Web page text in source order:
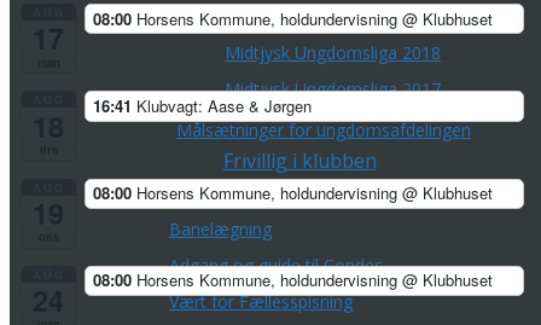
Midtjysk Ungdoms Liga 2019
Midtjysk Ungdomsliga 2018
Midtjysk Ungdomsliga 2017
Målsætninger for ungdomsafdelingen
Frivillig i klubben
Lørdagstræningsløb
Banelægning
Adgang og guide til Condes
Vært for Fællesspisning
08:00 Horsens Kommune, holdundervisning @ Klubhuset
16:41 Klubvagt: Aase & Jørgen
08:00 Horsens Kommune, holdundervisning @ Klubhuset
08:00 Horsens Kommune, holdundervisning @ Klubhuset